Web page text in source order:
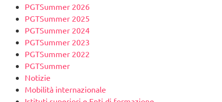
PGTSummer 2026
PGTSummer 2025
PGTSummer 2024
PGTSummer 2023
PGTSummer 2022
PGTSummer
Notizie
Mobilità internazionale